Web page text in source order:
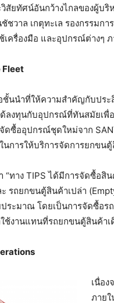
สัยทัศน์อันกว้างไกลของผู้บริ
วาล เกตุทะเล รองกรรมก
เครื่องมือ และอุปกรณ์ต่างๆ ภ
Fleet
อชั้นนำที่ให้ความสำคัญกับปร
ลงทุนกับอุปกรณ์ที่ทันสมัยเพื่
ดซื้ออุปกรณ์ชุดใหม่จาก
นการให้บริการจัดการยกขน
“ทาง TIPS ได้มีการจัดซื้อ
รถยกขนตู้สินค้าเปล่า
ประมาณ โดยเป็นการจัดซื้อ
ช้งานแทนที่รถยกขนตู้สินค้าเ
เนื่อ
ภายใ